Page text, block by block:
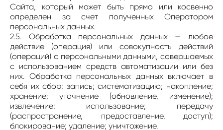
Сайта, который может быть прямо или косвенно
определен за счет полученных Оператором
персональных данных.
2.5. Обработка персональных данных — любое
действие (операция) или совокупность действий
(операций) с персональными данными, совершаемых
с использованием средств автоматизации или без
них. Обработка персональных данных включает в
себя их сбор; запись; систематизацию; накопление;
хранение; уточнение (обновление, изменение);
извлечение; использование; передачу
(распространение, предоставление, доступ);
блокирование; удаление; уничтожение.